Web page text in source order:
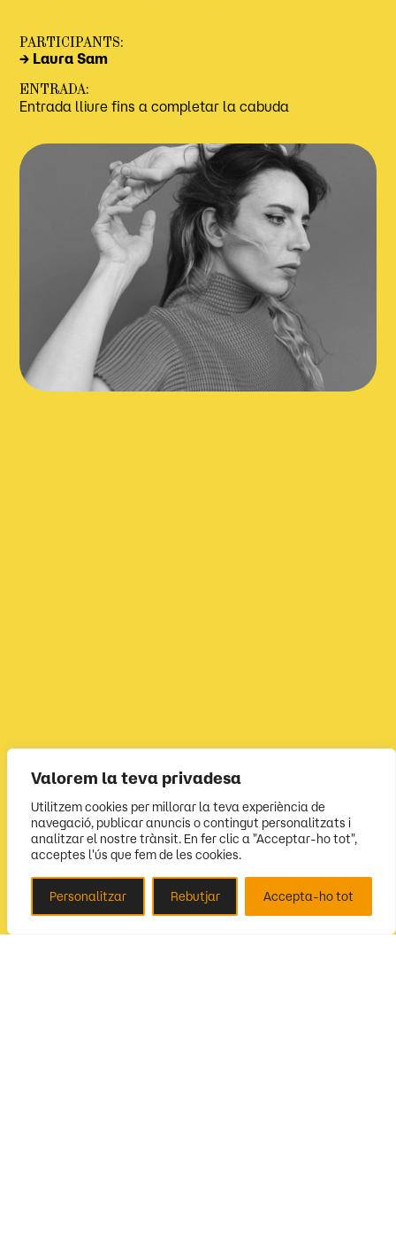
Valorem la teva privadesa
Utilitzem cookies per millorar la teva experiència de
navegació, publicar anuncis o contingut personalitzats i
analitzar el nostre trànsit. En fer clic a "Acceptar-ho tot",
acceptes l'ús que fem de les cookies.
Personalitzar Rebutjar Accepta-ho tot
PARTICIPANTS:
→ Laura Sam
ENTRADA:
Entrada lliure fins a completar la cabuda